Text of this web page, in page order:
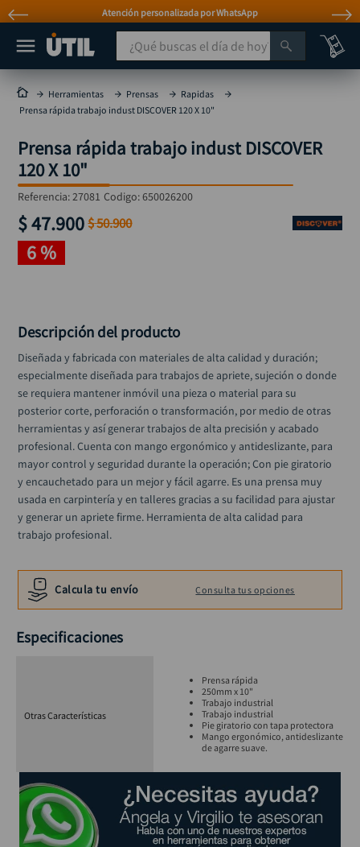
Atención personalizada por WhatsApp
¿Qué buscas el día de hoy?
Herramientas Prensas
Rapidas
Prensa rápida trabajo indust DISCOVER 120 X 10"
Prensa rápida trabajo indust DISCOVER
120 X 10"
Referencia:27081 Codigo:650026200
$47.900 $50.900
6 %
Descripción del producto
Diseñada y fabricada con materiales de alta calidad y duración;
especialmente diseñada para trabajos de apriete, sujeción o donde
se requiera mantener inmóvil una pieza o material para su
posterior corte, perforación o transformación, por medio de otras
herramientas y así generar trabajos de alta precisión y acabado
profesional. Cuenta con mango ergonómico y antideslizante, para
mayor control y seguridad durante la operación; Con pie giratorio
y encauchetado para un mejor y fácil agarre. Es una prensa muy
usada en carpintería y en talleres gracias a su facilidad para ajustar
y generar un apriete firme. Herramienta de alta calidad para
trabajo profesional.
Calcula tu envío Consulta tus opciones
Especificaciones
Otras Características
Prensa rápida
250mm x 10"
Trabajo industrial
Trabajo industrial
Pie giratorio con tapa protectora
Mango ergonómico, antideslizante
de agarre suave.
MÁS BUSCADOS
taladro
taladros pulidoras
compresor
broca
sierra circular
hidrolavadora
taladro inalámbrico
llave impacto